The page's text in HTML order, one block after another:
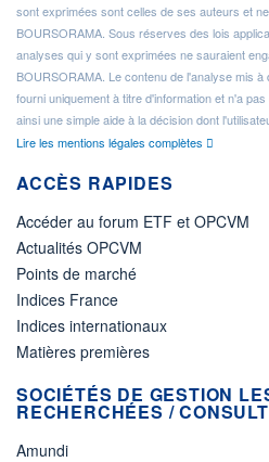
sont exprimées sont celles de ses auteurs et
BOURSORAMA. Sous réserves des lois
analyses qui y sont exprimées ne sauraient
BOURSORAMA. Le contenu de l'analyse mis
fourni uniquement à titre d'information et n'a
ainsi une simple aide à la décision dont
Lire les mentions légales complètes
ACCÈS RAPIDES
Accéder au forum ETF et OPCVM
Actualités OPCVM
Points de marché
Indices France
Indices internationaux
Matières premières
SOCIÉTÉS DE GESTION
RECHERCHÉES /
Amundi